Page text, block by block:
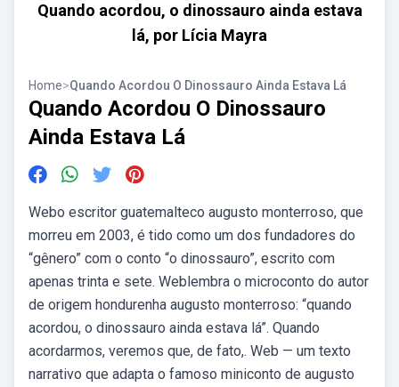
Quando acordou, o dinossauro ainda estava
lá, por Lícia Mayra
Home>Quando Acordou O Dinossauro Ainda Estava Lá
Quando Acordou O Dinossauro
Ainda Estava Lá
Webo escritor guatemalteco augusto monterroso, que
morreu em 2003, é tido como um dos fundadores do
“gênero” com o conto “o dinossauro”, escrito com
apenas trinta e sete. Weblembra o microconto do autor
de origem hondurenha augusto monterroso: “quando
acordou, o dinossauro ainda estava lá”. Quando
acordarmos, veremos que, de fato,. Web — um texto
narrativo que adapta o famoso miniconto de augusto